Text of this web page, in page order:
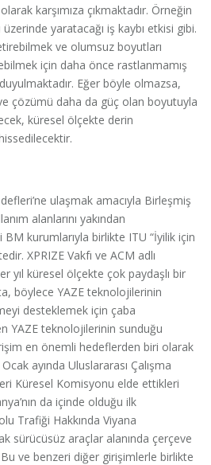
karşımıza çıkmaktadır. Örneğin
yaratacağı iş kaybı etkisi gibi.
ve olumsuz boyutları
için daha önce rastlanmamış
Eğer böyle olmazsa,
çözümü daha da güç olan boyutuyla
küresel ölçekte derin
ulaşmak amacıyla Birleşmiş
alanlarını yakından
kurumlarıyla birlikte ITU “İyilik için
XPRIZE Vakfı ve ACM adlı
yıl küresel ölçekte çok paydaşlı bir
böylece YAZE teknolojilerinin
desteklemek için çaba
YAZE teknolojilerinin sunduğu
en önemli hedeflerden biri olarak
Ocak ayında Uluslararası Çalışma
Küresel Komisyonu elde ettikleri
da içinde olduğu ilk
Trafiği Hakkında Viyana
sürücüsüz araçlar alanında çerçeve
Bu ve benzeri diğer girişimlerle birlikte